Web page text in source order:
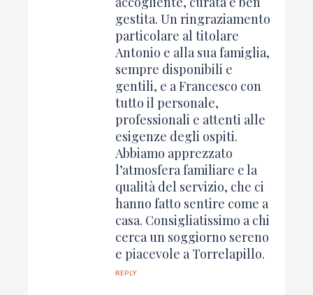
gestita. Un ringraziamento
particolare al titolare
Antonio e alla sua famiglia,
sempre disponibili e
gentili, e a Francesco con
tutto il personale,
professionali e attenti alle
esigenze degli ospiti.
Abbiamo apprezzato
l’atmosfera familiare e la
qualità del servizio, che ci
hanno fatto sentire come a
casa. Consigliatissimo a chi
cerca un soggiorno sereno
e piacevole a Torrelapillo.
REPLY